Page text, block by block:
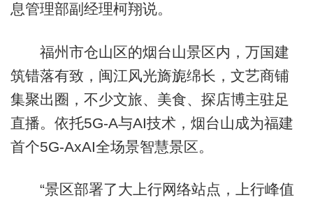
息管理部副经理柯翔说。
福州市仓山区的烟台山景区内，万国建
筑错落有致，闽江风光旖旎绵长，文艺商铺
集聚出圈，不少文旅、美食、探店博主驻足
直播。依托5G-A与AI技术，烟台山成为福建
首个5G-AxAI全场景智慧景区。
“景区部署了大上行网络站点，上行峰值